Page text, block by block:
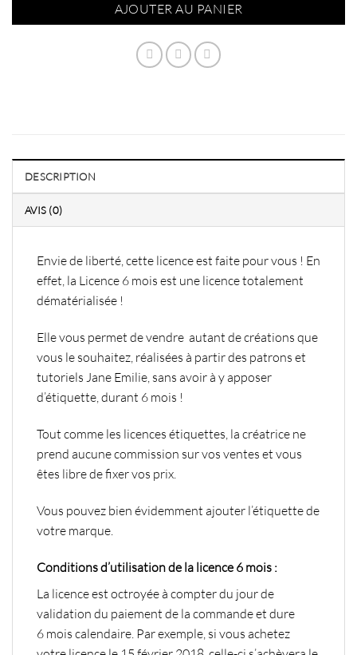
AJOUTER AU PANIER
DESCRIPTION
AVIS (0)
Envie de liberté, cette licence est faite pour vous ! En
effet, la Licence 6 mois est une licence totalement
dématérialisée !
Elle vous permet de vendre autant de créations que
vous le souhaitez , réalisées à partir des patrons et
tutoriels Jane Emilie, sans avoir à y apposer
d’étiquette , durant 6 mois !
Tout comme les licences étiquettes , la créatrice ne
prend aucune commission sur vos ventes et vous
êtes libre de fixer vos prix.
Vous pouvez bien évidemment ajouter l’étiquette de
votre marque.
Conditions d’utilisation de la licence 6 mois :
La licence est octroyée à compter du jour de
validation du paiement de la commande et dure
6 mois calendaire. Par exemple, si vous achetez